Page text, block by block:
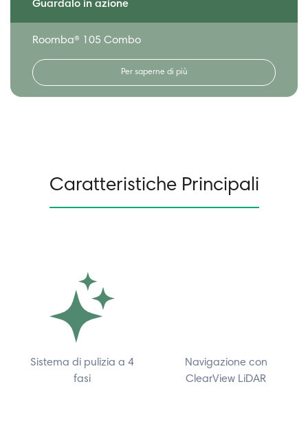
Guardalo in azione
Roomba® 105 Combo
Per saperne di più
Caratteristiche Principali
Sistema di pulizia a 4
fasi
Navigazione con
ClearView LiDAR